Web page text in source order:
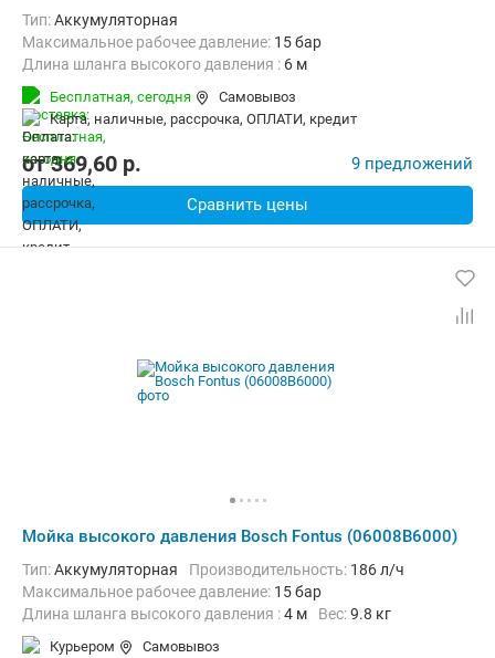
Тип:Аккумуляторная
Максимальное рабочее давление: 15 бар
Длина шланга высокого давления : 6 м
Бесплатная, сегодня
Самовывоз
карта, наличные, рассрочка, ОПЛАТИ, кредит
от369,60 p. 9 предложений
Сравнить цены
Мойка высокого давления Bosch Fontus (06008B6000)
Тип:Аккумуляторная Производительность: 186 л/ч
Максимальное рабочее давление: 15 бар
Длина шланга высокого давления :4 м Вес:9.8 кг
Курьером
Самовывоз